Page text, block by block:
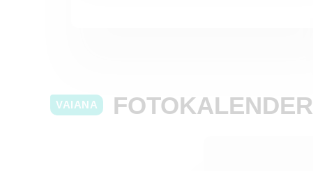
VAIANA FOTOKALENDER